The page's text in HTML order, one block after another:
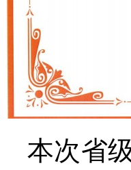
本次省